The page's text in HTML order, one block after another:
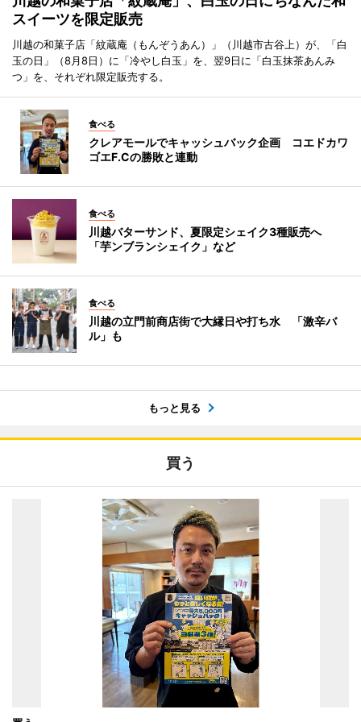
スイーツを限定販売
川越の和菓子店「紋蔵庵（もんぞうあん）」（川越市古谷上）が、「白
玉の日」（8月8日）に「冷やし白玉」を、翌9日に「白玉抹茶あんみ
つ」を、それぞれ限定販売する。
食べる
クレアモールでキャッシュバック企画 コエドカワ
ゴエF.Cの勝敗と連動
食べる
川越バターサンド、夏限定シェイク3種販売へ
「芋ンブランシェイク」など
食べる
川越の立門前商店街で大縁日や打ち水 「激辛バ
ル」も
もっと見る
買う